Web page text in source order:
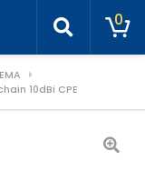
0
10dBi CPE